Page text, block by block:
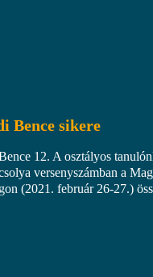
Bence sikere
12. A osztályos
versenyszámban a
(2021. február 26-27.)